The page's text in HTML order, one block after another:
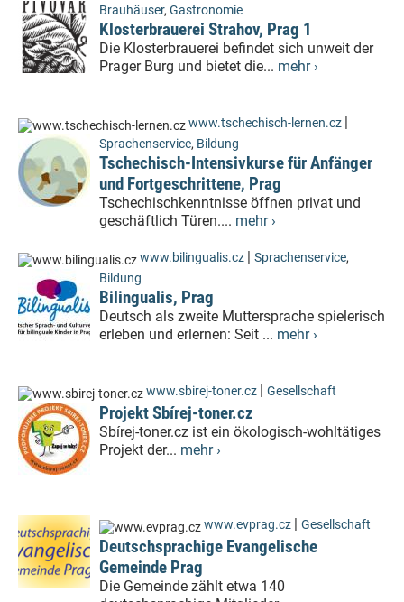
Brauhäuser, Gastronomie
Klosterbrauerei Strahov, Prag 1
Die Klosterbrauerei befindet sich unweit der
Prager Burg und bietet die... mehr ›
www.tschechisch-lernen.cz |
Sprachenservice, Bildung
Tschechisch-Intensivkurse für Anfänger
und Fortgeschrittene, Prag
Tschechischkenntnisse öffnen privat und
geschäftlich Türen.... mehr ›
www.bilingualis.cz | Sprachenservice,
Bildung
Bilingualis, Prag
Deutsch als zweite Muttersprache spielerisch
erleben und erlernen: Seit ... mehr ›
www.sbirej-toner.cz | Gesellschaft
Projekt Sbírej-toner.cz
Sbírej-toner.cz ist ein ökologisch-wohltätiges
Projekt der... mehr ›
www.evprag.cz | Gesellschaft
Deutschsprachige Evangelische
Gemeinde Prag
Die Gemeinde zählt etwa 140